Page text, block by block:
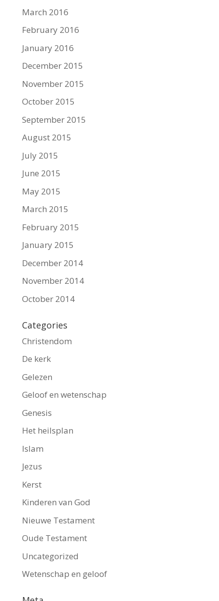
March 2016
February 2016
January 2016
December 2015
November 2015
October 2015
September 2015
August 2015
July 2015
June 2015
May 2015
March 2015
February 2015
January 2015
December 2014
November 2014
October 2014
Categories
Christendom
De kerk
Gelezen
Geloof en wetenschap
Genesis
Het heilsplan
Islam
Jezus
Kerst
Kinderen van God
Nieuwe Testament
Oude Testament
Uncategorized
Wetenschap en geloof